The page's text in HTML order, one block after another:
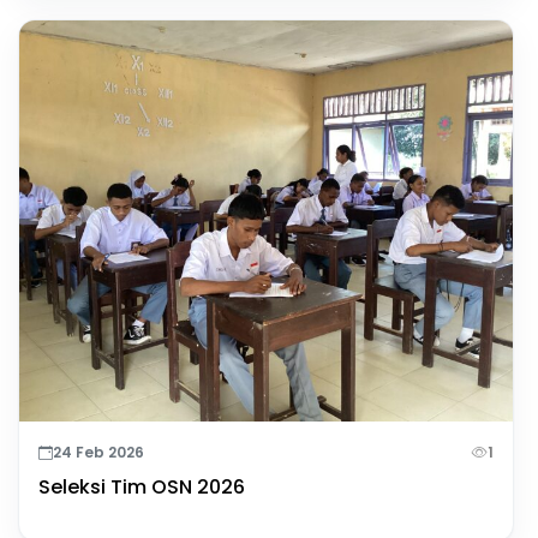
24 Feb 2026 1
Seleksi Tim OSN 2026